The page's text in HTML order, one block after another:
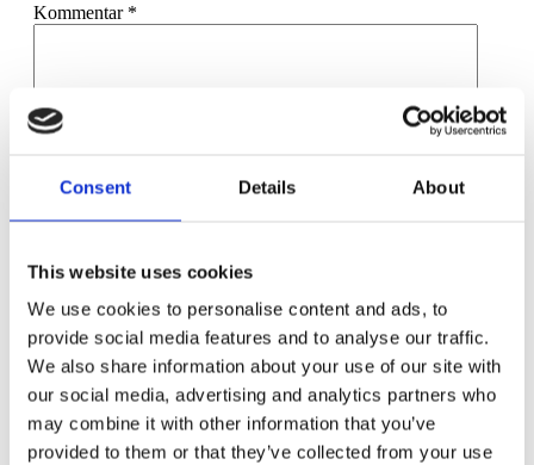
Consent Details About
This website uses cookies
We use cookies to personalise content and ads, to
provide social media features and to analyse our traffic.
We also share information about your use of our site with
our social media, advertising and analytics partners who
may combine it with other information that you’ve
provided to them or that they’ve collected from your use
Kommentar *
Webbplats
Spara mitt namn, min e-postadress och webbplats i denna
webbläsare till nästa gång jag skriver en kommentar.